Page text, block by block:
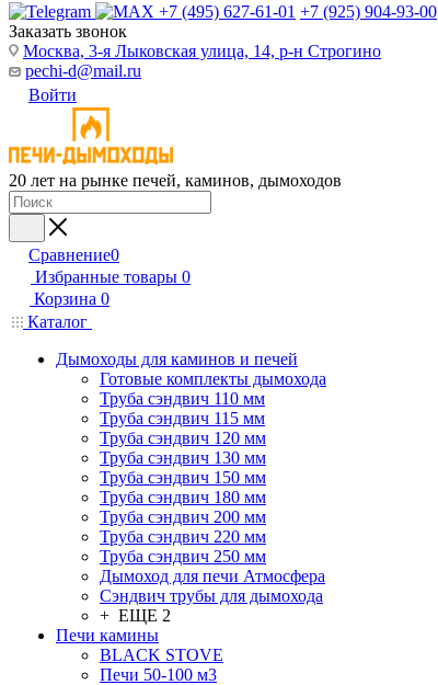
+7 (495) 627-61-01 +7 (925) 904-93-00
Заказать звонок
Москва, 3-я Лыковская улица, 14, р-н Строгино
pechi-d@mail.ru
Войти
20 лет на рынке печей, каминов, дымоходов
Сравнение0
Избранные товары 0
Корзина 0
Каталог
Дымоходы для каминов и печей
Готовые комплекты дымохода
Труба сэндвич 110 мм
Труба сэндвич 115 мм
Труба сэндвич 120 мм
Труба сэндвич 130 мм
Труба сэндвич 150 мм
Труба сэндвич 180 мм
Труба сэндвич 200 мм
Труба сэндвич 220 мм
Труба сэндвич 250 мм
Дымоход для печи Атмосфера
Сэндвич трубы для дымохода
+ ЕЩЕ 2
Печи камины
BLACK STOVE
Печи 50-100 м3